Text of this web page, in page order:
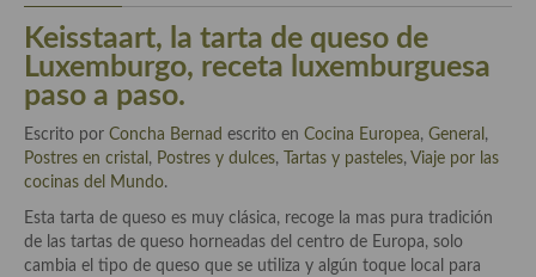
Adobos
Aperitivos
Bebidas
Bocadillos, hamburguesas, sándwich, emparedados, tostas y
demás
Entrantes y primeros platos
Keisstaart, la tarta de queso de
Luxemburgo, receta luxemburguesa
paso a paso.
Escrito por Concha Bernad escrito en Cocina Europea, General ,
Postres en cristal , Postres y dulces, Tartas y pasteles, Viaje por las
cocinas del Mundo.
Esta tarta de queso es muy clásica, recoge la mas pura tradición
de las tartas de queso horneadas del centro de Europa, solo
cambia el tipo de queso que se utiliza y algún toque local para